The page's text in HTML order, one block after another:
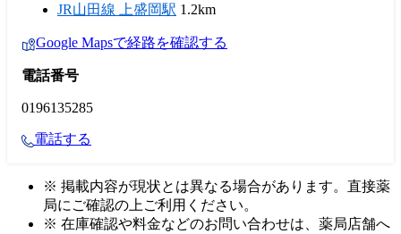
JR山田線 上盛岡駅 1.2km
Google Mapsで経路を確認する
電話番号
0196135285
電話する
※ 掲載内容が現状とは異なる場合があります。直接薬
局にご確認の上ご利用ください。
※ 在庫確認や料金などのお問い合わせは、薬局店舗へ